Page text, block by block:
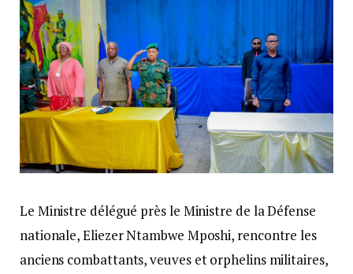
Le Ministre délégué près le Ministre de la Défense
nationale, Eliezer Ntambwe Mposhi, rencontre les
anciens combattants, veuves et orphelins militaires,